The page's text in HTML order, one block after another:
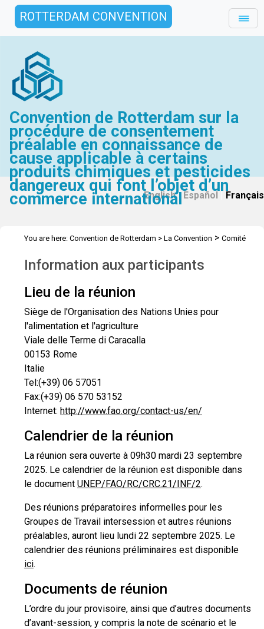
ROTTERDAM CONVENTION
Convention de Rotterdam sur la
procédure de consentement
préalable en connaissance de
cause applicable à certains
produits chimiques et pesticides
dangereux qui font l’objet d’un
commerce international
English| Español Français
You are here: Convention de Rotterdam > La Convention > Comité
Information aux participants
Information aux participants
Lieu de la réunion
Siège de l'Organisation des Nations Unies pour
l'alimentation et l'agriculture
Viale delle Terme di Caracalla
00153 Rome
Italie
Tel:(+39) 06 57051
Fax:(+39) 06 570 53152
Internet: http://www.fao.org/contact-us/en/
Calendrier de la réunion
La réunion sera ouverte à 09h30 mardi 23 septembre
2025. Le calendrier de la réunion est disponible dans
le document UNEP/FAO/RC/CRC.21/INF/2.
Des réunions préparatoires informelles pour les
Groupes de Travail intersession et autres réunions
préalables, auront lieu lundi 22 septembre 2025. Le
calendrier des réunions préliminaires est disponible
ici.
Documents de réunion
L’ordre du jour provisoire, ainsi que d’autres documents
d’avant-session, y compris la note de scénario et le